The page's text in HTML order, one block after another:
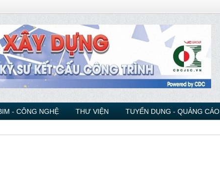
- CÔNG NGHỆ THƯ VIỆN TUYỂN DỤNG - QUẢNG CÁO